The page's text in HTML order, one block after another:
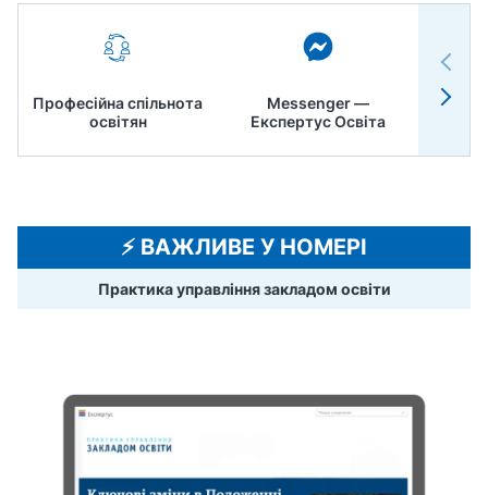
Професійна спільнота
освітян
Messenger —
Експертус Освіта
⚡️ ВАЖЛИВЕ У НОМЕРІ
Практика управління закладом освіти